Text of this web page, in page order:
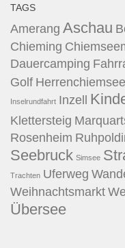
TAGS
Amerang Aschau
Chieming
Dauercamping
Golf Herrenchiemsee
Inselrundfahrt Inzell
Klettersteig
Rosenheim
Seebruck Simsee
Trachten Uferweg
Weihnachtsmarkt
Übersee